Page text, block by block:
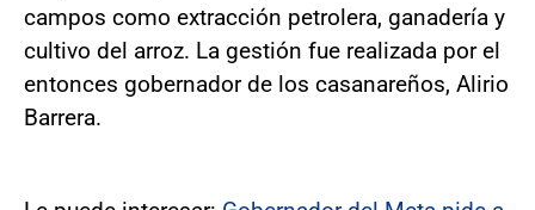
campos como extracción petrolera, ganadería y
cultivo del arroz. La gestión fue realizada por el
entonces gobernador de los casanareños, Alirio
Barrera.